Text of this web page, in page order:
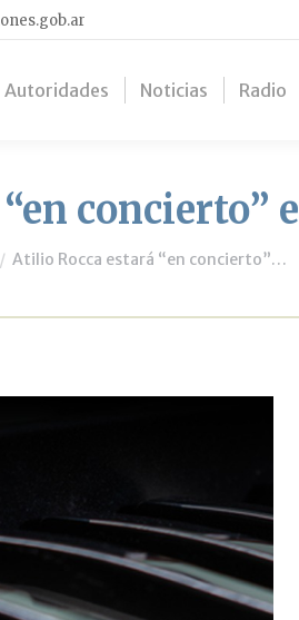
Autoridades Noticias Radio
concierto”
Atilio Rocca estará “en concierto”…